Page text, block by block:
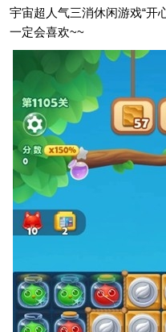
宇宙超人气三消休闲游戏“开
一定会喜欢~~